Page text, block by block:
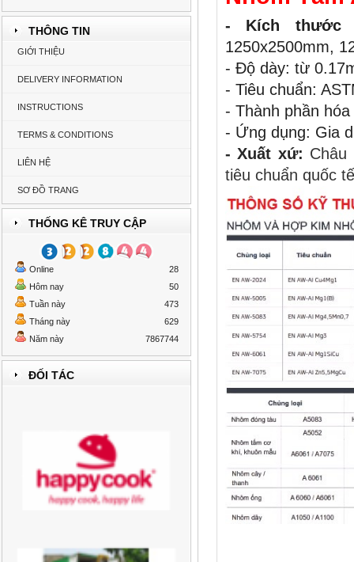
THÔNG TIN
GIỚI THIỆU
DELIVERY INFORMATION
INSTRUCTIONS
TERMS & CONDITIONS
LIÊN HỆ
SƠ ĐỒ TRANG
THỐNG KÊ TRUY CẬP
Online
28
Hôm nay
50
Tuần này
473
Tháng này
629
Năm này
7867744
ĐỐI TÁC
- Kích thước
1250x2500mm,
- Độ dày: từ
- Tiêu chuẩn:
- Thành phần
- Ứng dụng: Gia
- Xuất xứ:
tiêu chuẩn quốc